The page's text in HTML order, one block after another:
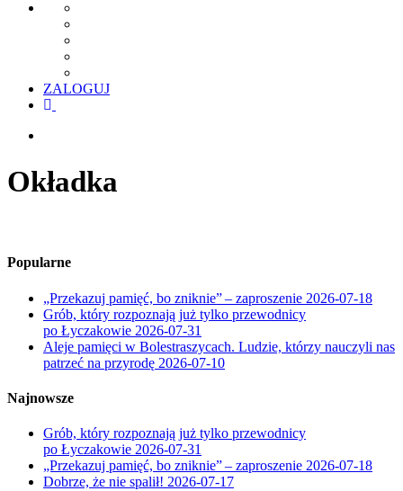
ZALOGUJ
facebook
Okładka
Popularne
„Przekazuj pamięć, bo zniknie” – zaproszenie 2026-07-18
Grób, który rozpoznają już tylko przewodnicy
po Łyczakowie 2026-07-31
Aleje pamięci w Bolestraszycach. Ludzie, którzy nauczyli nas
patrzeć na przyrodę 2026-07-10
Najnowsze
Grób, który rozpoznają już tylko przewodnicy
po Łyczakowie 2026-07-31
„Przekazuj pamięć, bo zniknie” – zaproszenie 2026-07-18
Dobrze, że nie spalił! 2026-07-17